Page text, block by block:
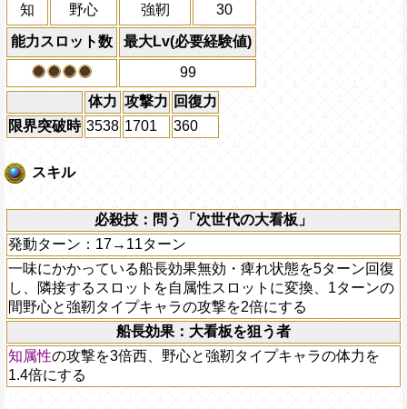
知 野心 強靭 30
能力スロット数
最大Lv(必要経験値)
99
体力 攻撃力 回復力
限界突破時 3538 1701 360
スキル
必殺技：問う「次世代の大看板」
発動ターン：17→11ターン
一味にかかっている船長効果無効・痺れ状態を5ターン回復
し、隣接するスロットを自属性スロットに変換、1ターンの
間野心と強靭タイプキャラの攻撃を2倍にする
船長効果：大看板を狙う者
知属性の攻撃を3倍西、野心と強靭タイプキャラの体力を
1.4倍にする